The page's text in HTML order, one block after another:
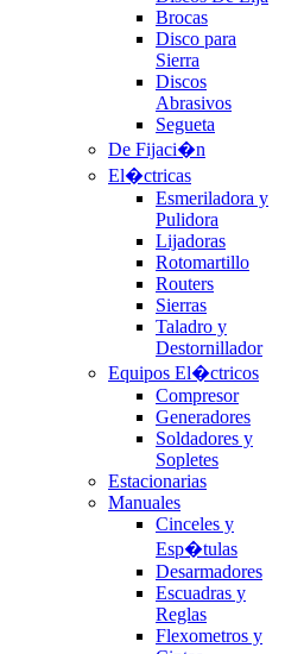
Brocas
Disco para
Sierra
Discos
Abrasivos
Segueta
De Fijaci�n
El�ctricas
Esmeriladora y
Pulidora
Lijadoras
Rotomartillo
Routers
Sierras
Taladro y
Destornillador
Equipos El�ctricos
Compresor
Generadores
Soldadores y
Sopletes
Estacionarias
Manuales
Cinceles y
Esp�tulas
Desarmadores
Escuadras y
Reglas
Flexometros y